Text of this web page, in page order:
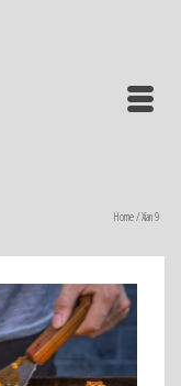
Home/Xian 9